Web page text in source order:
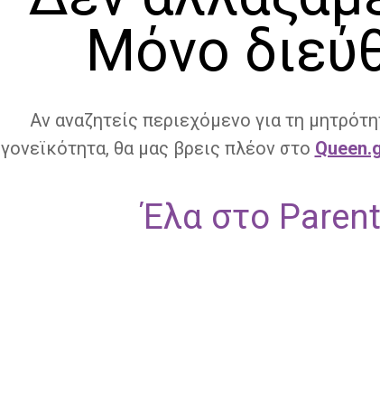
Μόνο
Αν αναζητείς περιεχόμενο για τη
γονεϊκότητα, θα μας βρεις πλέον στο
Έλα στο